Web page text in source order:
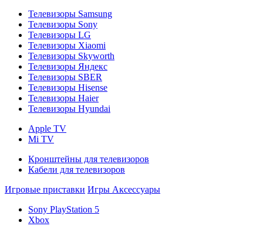
Телевизоры Samsung
Телевизоры Sony
Телевизоры LG
Телевизоры Xiaomi
Телевизоры Skyworth
Телевизоры Яндекс
Телевизоры SBER
Телевизоры Hisense
Телевизоры Haier
Телевизоры Hyundai
Apple TV
Mi TV
Кронштейны для телевизоров
Кабели для телевизоров
Игровые приставки Игры Аксессуары
Sony PlayStation 5
Xbox